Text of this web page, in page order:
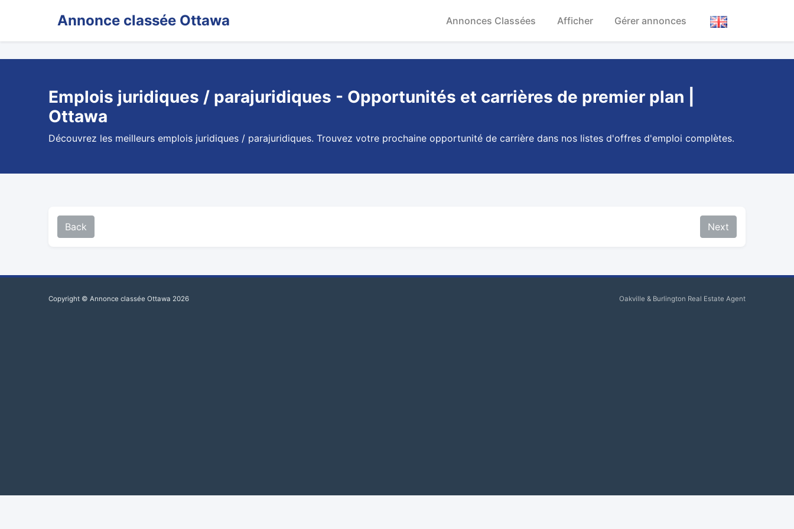
Annonce classée Ottawa Annonces Classées Afficher Gérer annonces
Emplois juridiques / parajuridiques - Opportunités et carrières de premier plan |
Ottawa
Découvrez les meilleurs emplois juridiques / parajuridiques. Trouvez votre prochaine opportunité de carrière dans nos listes d'offres d'emploi complètes.
Back Next
Copyright © Annonce classée Ottawa 2026 Oakville & Burlington Real Estate Agent